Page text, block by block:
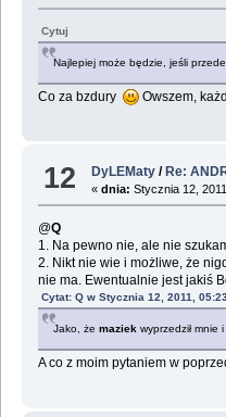
Cytuj
Najlepiej może będzie, jeśli
Co za bzdury Owszem,
12 DyLEMaty / Re:
«dnia: Stycznia 12,
@Q
1. Na pewno nie, ale nie
2. Nikt nie wie i możliwe, że
nie ma. Ewentualnie jest jakiś
Cytat: Q w Stycznia 12, 2011,
Jako, że maziekwyprzedził mnie
A co z moim pytaniem w